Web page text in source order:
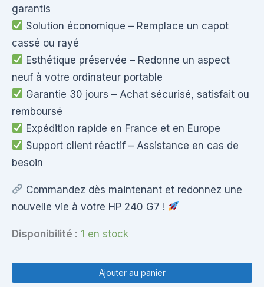
garantis
Solution économique – Remplace un capot
cassé ou rayé
Esthétique préservée – Redonne un aspect
neuf à votre ordinateur portable
Garantie 30 jours – Achat sécurisé, satisfait ou
remboursé
Expédition rapide en France et en Europe
Support client réactif – Assistance en cas de
besoin
Commandez dès maintenant et redonnez une
nouvelle vie à votre HP 240 G7 !
Disponibilité : 1 en stock
Coque
Ajouter au panier